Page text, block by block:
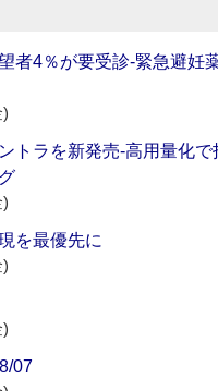
者4％が要受診‐緊急避妊
トラを新発売‐高用量化で
を最優先に
07